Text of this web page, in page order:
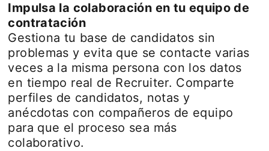
Impulsa la colaboración en tu equipo de
contratación
Gestiona tu base de candidatos sin
problemas y evita que se contacte varias
veces a la misma persona con los datos
en tiempo real de Recruiter. Comparte
perfiles de candidatos, notas y
anécdotas con compañeros de equipo
para que el proceso sea más
colaborativo.